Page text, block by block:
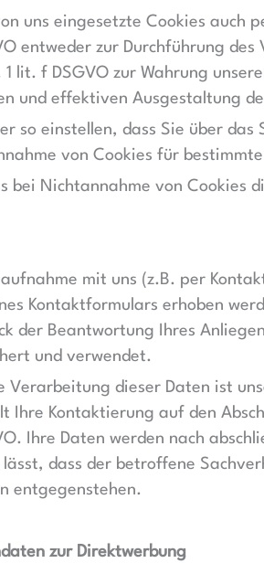
uns eingesetzte Cookies
entweder zur Durchführung
lit. f DSGVO zur Wahrung
und effektiven Ausgestaltung
so einstellen, dass Sie über
von Cookies für
bei Nichtannahme von Cookies
mit uns (z.B. per
Kontaktformulars erhoben
der Beantwortung Ihres
und verwendet.
Verarbeitung dieser Daten ist
Ihre Kontaktierung auf den
Ihre Daten werden nach
dass der betroffene
entgegenstehen.
zur Direktwerbung